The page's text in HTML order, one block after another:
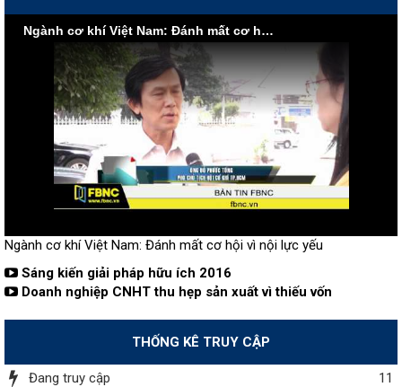
Ngành cơ khí Việt Nam: Đánh mất cơ hội vì nội lực yếu
Ngành cơ khí Việt Nam: Đánh mất cơ hội vì nội lực yếu
Sáng kiến giải pháp hữu ích 2016
Doanh nghiệp CNHT thu hẹp sản xuất vì thiếu vốn
THỐNG KÊ TRUY CẬP
Đang truy cập 11